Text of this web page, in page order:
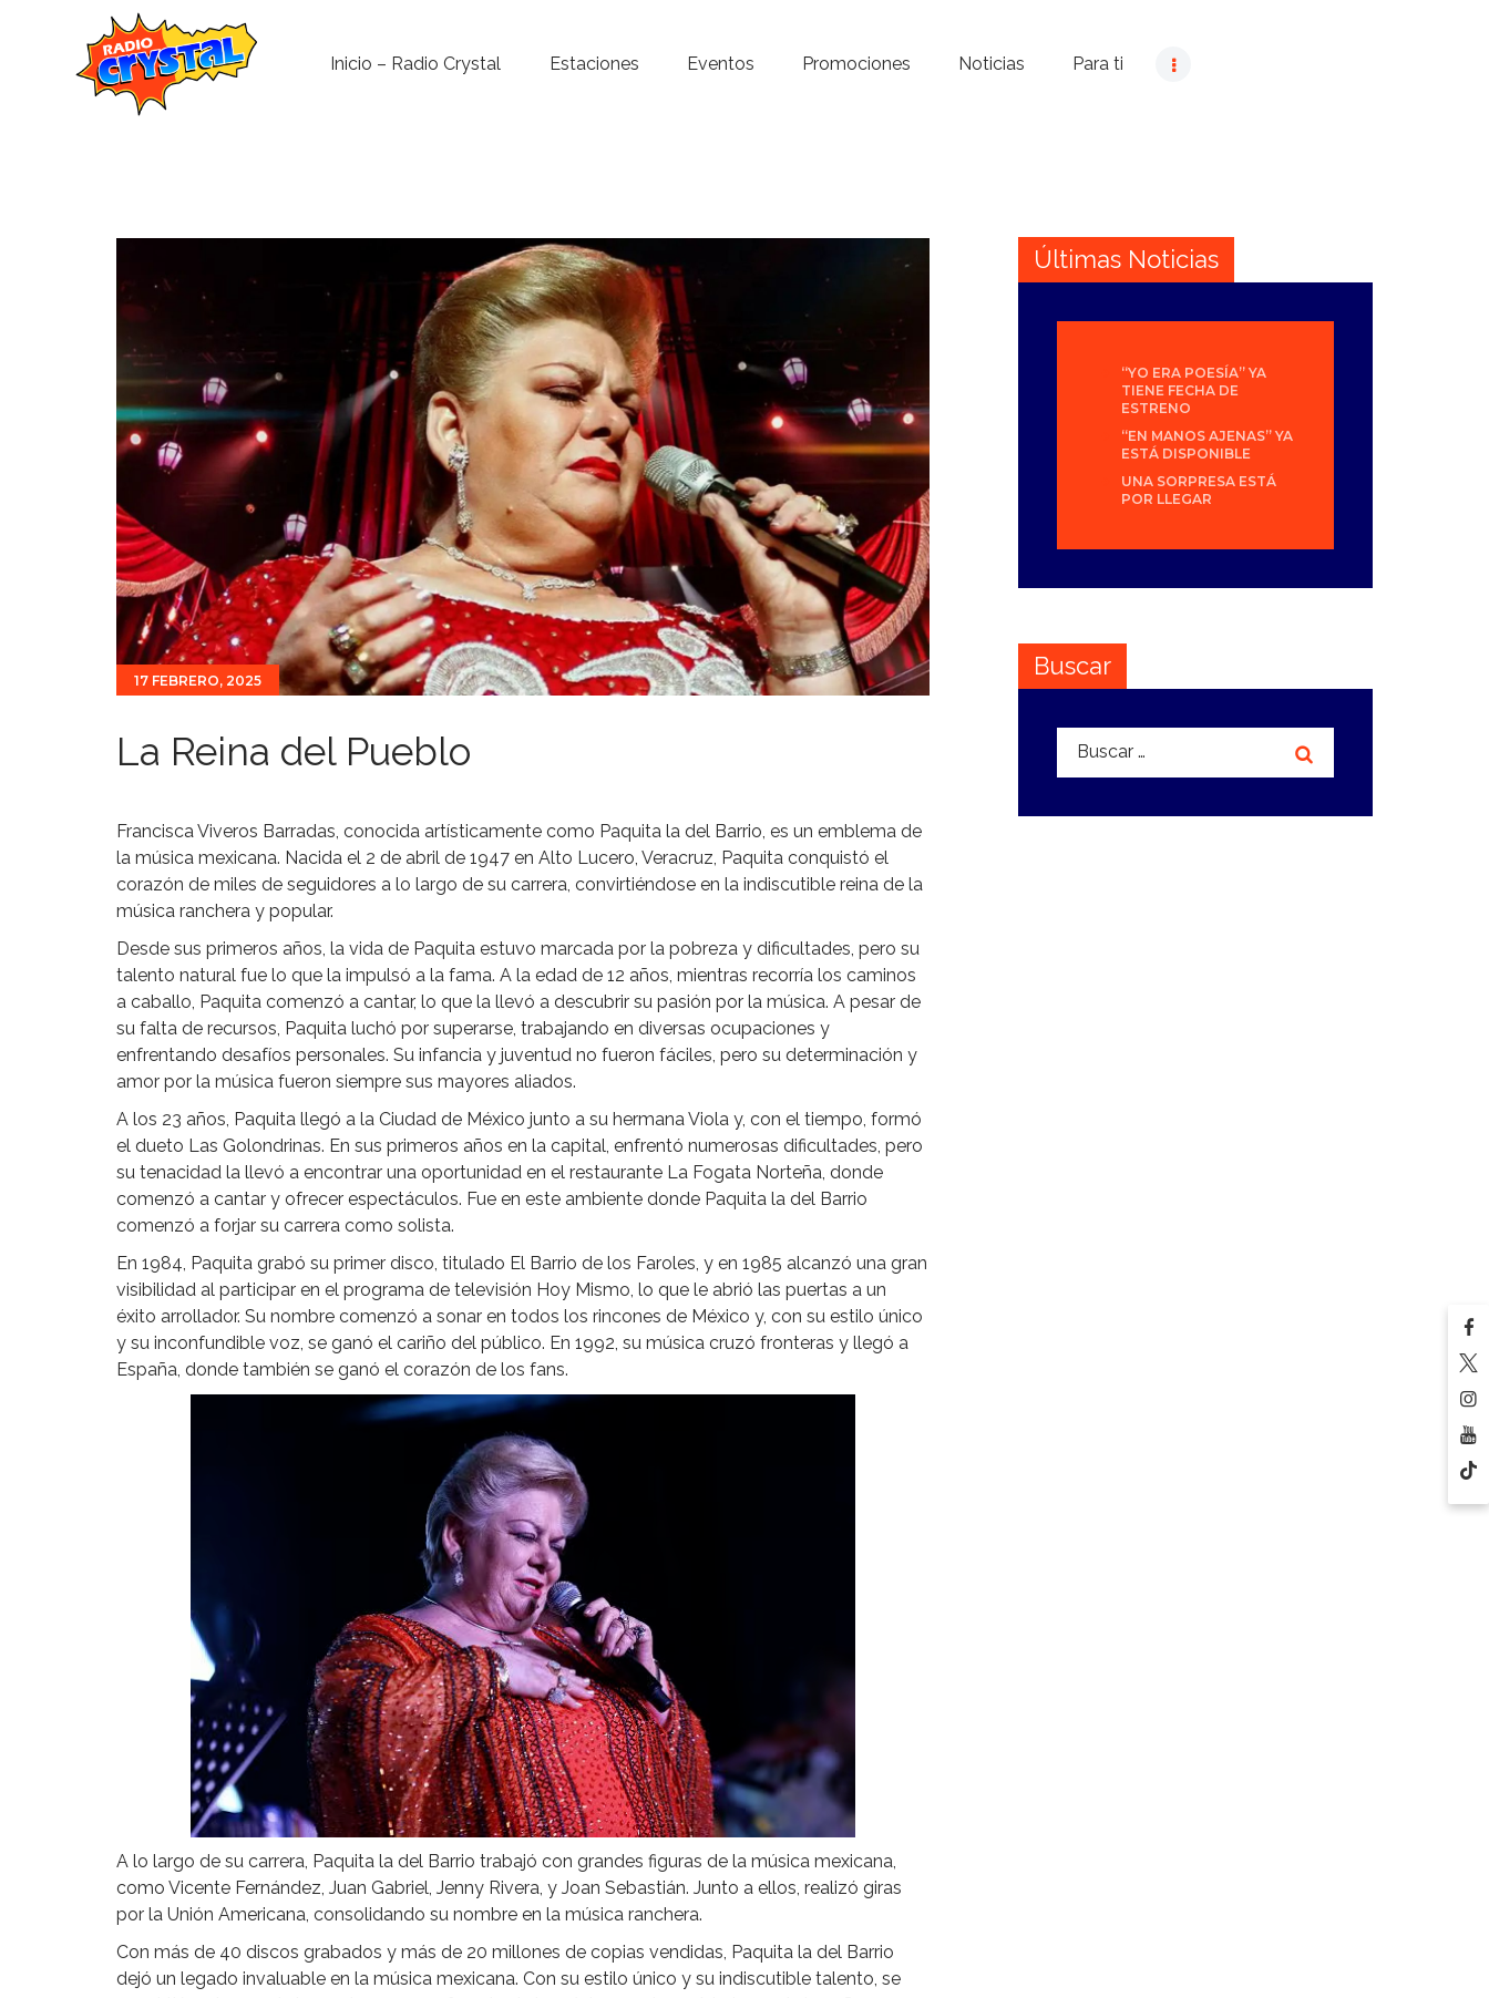
Inicio – Radio Crystal Estaciones Eventos Promociones Noticias Para ti
Noticias
Para ti
Contacto
17 FEBRERO, 2025
La Reina del Pueblo
Francisca Viveros Barradas, conocida artísticamente como Paquita la del Barrio, es un emblema de
la música mexicana. Nacida el 2 de abril de 1947 en Alto Lucero, Veracruz, Paquita conquistó el
corazón de miles de seguidores a lo largo de su carrera, convirtiéndose en la indiscutible reina de la
música ranchera y popular.
Desde sus primeros años, la vida de Paquita estuvo marcada por la pobreza y dificultades, pero su
talento natural fue lo que la impulsó a la fama. A la edad de 12 años, mientras recorría los caminos
a caballo, Paquita comenzó a cantar, lo que la llevó a descubrir su pasión por la música. A pesar de
su falta de recursos, Paquita luchó por superarse, trabajando en diversas ocupaciones y
enfrentando desafíos personales. Su infancia y juventud no fueron fáciles, pero su determinación y
amor por la música fueron siempre sus mayores aliados.
A los 23 años, Paquita llegó a la Ciudad de México junto a su hermana Viola y, con el tiempo, formó
el dueto Las Golondrinas. En sus primeros años en la capital, enfrentó numerosas dificultades, pero
su tenacidad la llevó a encontrar una oportunidad en el restaurante La Fogata Norteña, donde
comenzó a cantar y ofrecer espectáculos. Fue en este ambiente donde Paquita la del Barrio
comenzó a forjar su carrera como solista.
En 1984, Paquita grabó su primer disco, titulado El Barrio de los Faroles, y en 1985 alcanzó una gran
visibilidad al participar en el programa de televisión Hoy Mismo, lo que le abrió las puertas a un
éxito arrollador. Su nombre comenzó a sonar en todos los rincones de México y, con su estilo único
y su inconfundible voz, se ganó el cariño del público. En 1992, su música cruzó fronteras y llegó a
España, donde también se ganó el corazón de los fans.
A lo largo de su carrera, Paquita la del Barrio trabajó con grandes figuras de la música mexicana,
como Vicente Fernández, Juan Gabriel, Jenny Rivera, y Joan Sebastián. Junto a ellos, realizó giras
por la Unión Americana, consolidando su nombre en la música ranchera.
Con más de 40 discos grabados y más de 20 millones de copias vendidas, Paquita la del Barrio
dejó un legado invaluable en la música mexicana. Con su estilo único y su indiscutible talento, se
Últimas Noticias
“YO ERA POESÍA” YA
TIENE FECHA DE
ESTRENO
“EN MANOS AJENAS” YA
ESTÁ DISPONIBLE
UNA SORPRESA ESTÁ
POR LLEGAR
Buscar
Buscar: